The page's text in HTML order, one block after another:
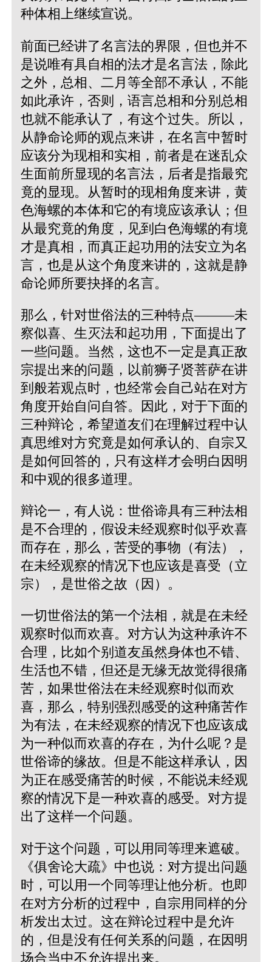
种体相上继续宣说。
前面已经讲了名言法的界限，但也并不
是说唯有具自相的法才是名言法，除此
之外，总相、二月等全部不承认，不能
如此承许，否则，语言总相和分别总相
也就不能承认了，有这个过失。所以，
从静命论师的观点来讲，在名言中暂时
应该分为现相和实相，前者是在迷乱众
生面前所显现的名言法，后者是指最究
竟的显现。从暂时的现相角度来讲，黄
色海螺的本体和它的有境应该承认；但
从最究竟的角度，见到白色海螺的有境
才是真相，而真正起功用的法安立为名
言，也是从这个角度来讲的，这就是静
命论师所要抉择的名言。
那么，针对世俗法的三种特点———未
察似喜、生灭法和起功用，下面提出了
一些问题。当然，这也不一定是真正敌
宗提出来的问题，以前狮子贤菩萨在讲
到般若观点时，也经常会自己站在对方
角度开始自问自答。因此，对于下面的
三种辩论，希望道友们在理解过程中认
真思维对方究竟是如何承认的、自宗又
是如何回答的，只有这样才会明白因明
和中观的很多道理。
辩论一，有人说：世俗谛具有三种法相
是不合理的，假设未经观察时似乎欢喜
而存在，那么，苦受的事物（有法），
在未经观察的情况下也应该是喜受（立
宗），是世俗之故（因）。
一切世俗法的第一个法相，就是在未经
观察时似而欢喜。对方认为这种承许不
合理，比如个别道友虽然身体也不错、
生活也不错，但还是无缘无故觉得很痛
苦，如果世俗法在未经观察时似而欢
喜，那么，特别强烈感受的这种痛苦作
为有法，在未经观察的情况下也应该成
为一种似而欢喜的存在，为什么呢？是
世俗谛的缘故。但是不能这样承认，因
为正在感受痛苦的时候，不能说未经观
察的情况下是一种欢喜的感受。对方提
出了这样一个问题。
对于这个问题，可以用同等理来遮破。
《俱舍论大疏》中也说：对方提出问题
时，可以用一个同等理让他分析。也即
在对方分析的过程中，自宗用同样的分
析发出太过。这在辩论过程中是允许
的，但是没有任何关系的问题，在因明
场合当中不允许提出来。